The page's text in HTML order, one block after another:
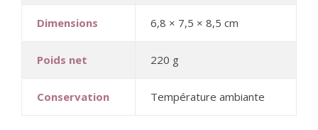
Dimensions 6,8 × 7,5 × 8,5 cm
Poids net 220 g
Conservation Température ambiante